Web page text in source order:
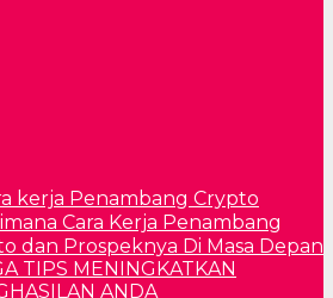
Cara Kerja Penambang
dan Prospeknya Di Masa Depan